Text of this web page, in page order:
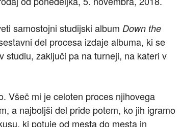
samostojni studijski album Down the
del procesa izdaje albuma, ki se
studiu, zaključi pa na turneji, na kateri v
Všeč mi je celoten proces njihovega
a najboljši del pride potem, ko jih igramo
ki potuje od mesta do mesta in